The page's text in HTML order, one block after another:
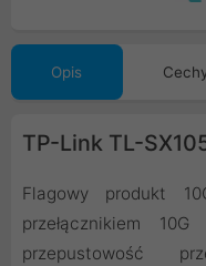
Opis
TP-Link TL-
Flagowy produkt
przełącznikiem
przepustowość